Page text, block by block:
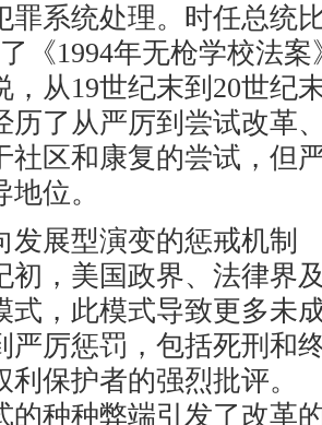
罪系统处理。时任总统
《1994年无枪学校法案
从19世纪末到20世纪
历了从严厉到尝试改革
社区和康复的尝试，但
位。
展型演变的惩戒机制
，美国政界、法律界
式，此模式导致更多未
严厉惩罚，包括死刑和
利保护者的强烈批评。
种种弊端引发了改革